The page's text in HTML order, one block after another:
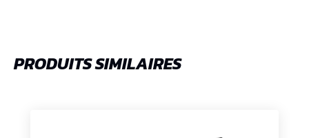
PRODUITS SIMILAIRES